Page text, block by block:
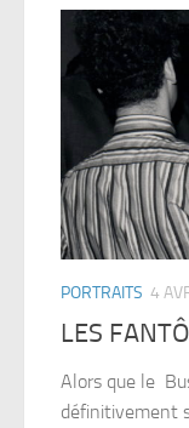
PORTRAITS 4
LES
Alors que le
définitivement